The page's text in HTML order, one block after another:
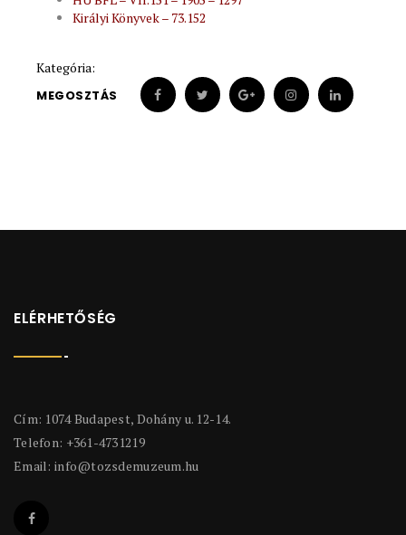
Királyi Könyvek – 73.152
Kategória:
MEGOSZTÁS
ELÉRHETŐSÉG
Cím: 1074 Budapest, Dohány u. 12-14.
Telefon: +361-4731219
Email: info@tozsdemuzeum.hu